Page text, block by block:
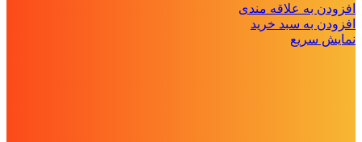
افزودن به علاقه مندی
افزودن به سبد خرید
نمایش سریع